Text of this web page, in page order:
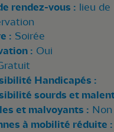
rendez-vous : lieu de
: Soirée
: Oui
Handicapés :
sourds et
et malvoyants : Non
à mobilité réduite :